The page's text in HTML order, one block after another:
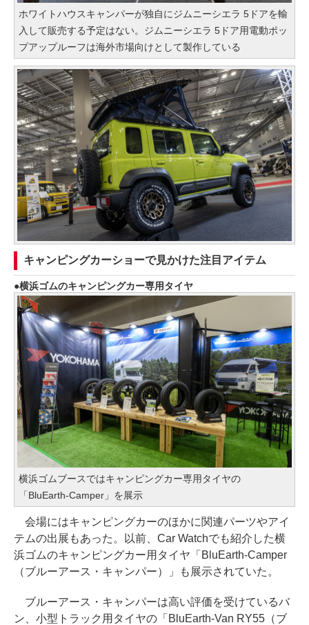
ホワイトハウスキャンパーが独自にジムニーシエラ 5ドアを輸
入して販売する予定はない。ジムニーシエラ 5ドア用電動ポッ
プアップルーフは海外市場向けとして製作している
キャンピングカーショーで見かけた注目アイテム
横浜ゴムのキャンピングカー専用タイヤ
横浜ゴムブースではキャンピングカー専用タイヤの
「BluEarth-Camper」を展示
会場にはキャンピングカーのほかに関連パーツやアイ
テムの出展もあった。以前、Car Watchでも紹介した横
浜ゴムのキャンピングカー用タイヤ「BluEarth-Camper
（ブルーアース・キャンパー）」も展示されていた。
ブルーアース・キャンパーは高い評価を受けているバ
ン、小型トラック用タイヤの「BluEarth-Van RY55（ブ